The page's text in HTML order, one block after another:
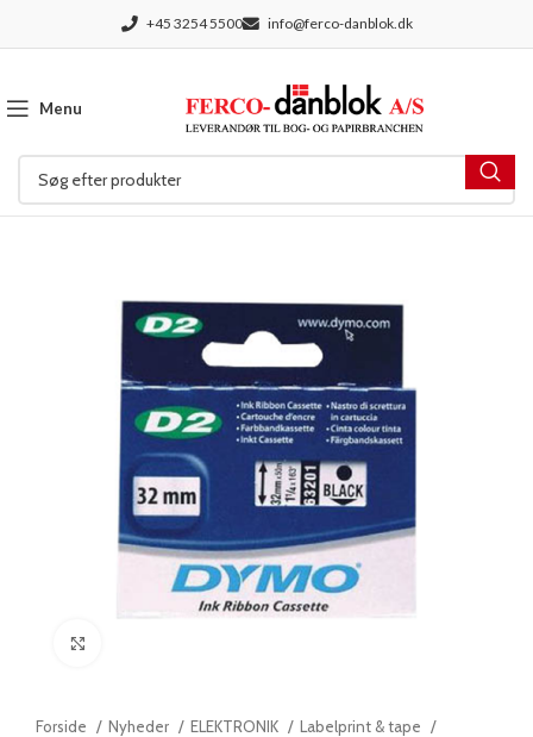
+45 3254 5500 info@ferco-danblok.dk
Menu
Forside Nyheder ELEKTRONIK
Labelprint & tape